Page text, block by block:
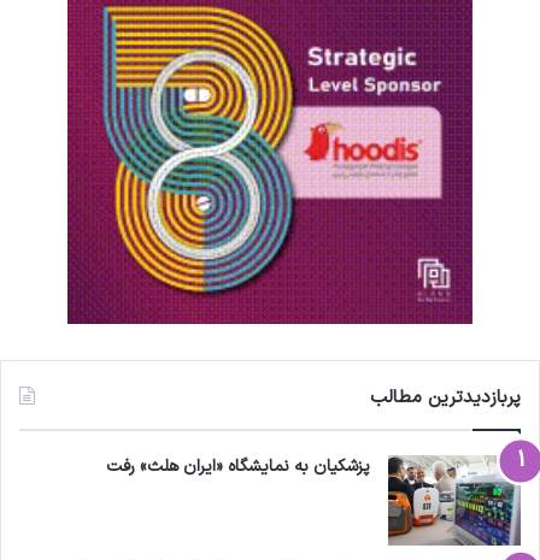
پربازدیدترین مطالب
پزشکیان به نمایشگاه «ایران هلث» رفت